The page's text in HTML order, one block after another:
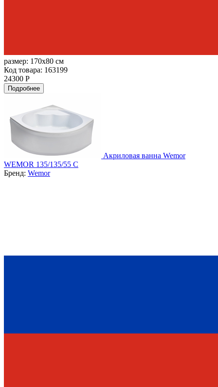
размер: 170x80 см
Код товара: 163199
24300 Р
Подробнее
Акриловая ванна Wemor
WEMOR 135/135/55 C
Бренд: Wemor